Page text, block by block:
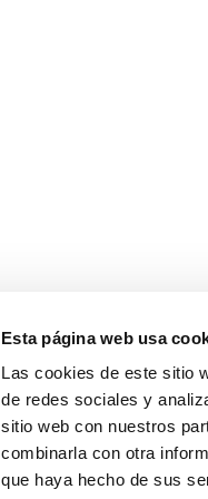
Esta página web usa
Las cookies de este sitio
de redes sociales y
sitio web con nuestros
combinarla con otra
que haya hecho de sus